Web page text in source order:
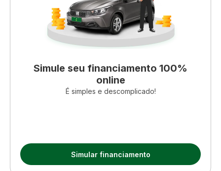
Simule seu financiamento 100%
online
É simples e descomplicado!
Simular financiamento